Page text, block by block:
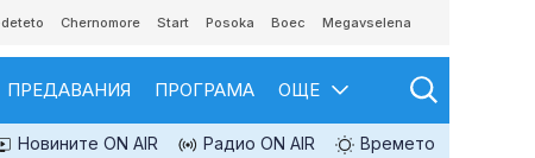
Chernomore Start Posoka Boec Megavselena
ПРЕДАВАНИЯ ПРОГРАМА ОЩЕ
Новините ON AIR Радио ON AIR Времето